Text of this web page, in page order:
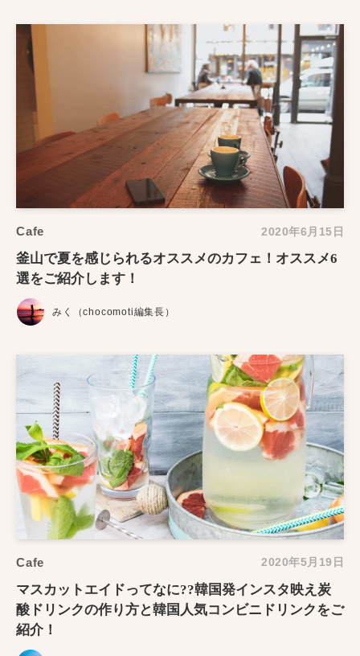
Cafe 2020年6月15日
釜山で夏を感じられるオススメのカフェ！オススメ6
選をご紹介します！
みく（chocomoti編集長）
Cafe 2020年5月19日
マスカットエイドってなに??韓国発インスタ映え炭
酸ドリンクの作り方と韓国人気コンビニドリンクをご
紹介！